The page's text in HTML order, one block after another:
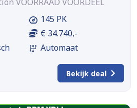
145 PK
€ 34.740,-
Automaat
Bekijk deal